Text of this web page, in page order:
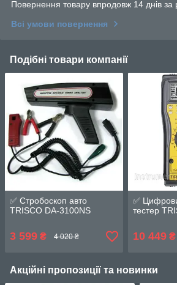
Повернення товару впродовж 14 днів за
Всі умови повернення
Подібні товари компанії
✅ Стробоскоп авто
TRISCO DA-3100NS
3 599 ₴ 4 020 ₴
✅
тестер
10 449₴
Акційні пропозиції та новинки